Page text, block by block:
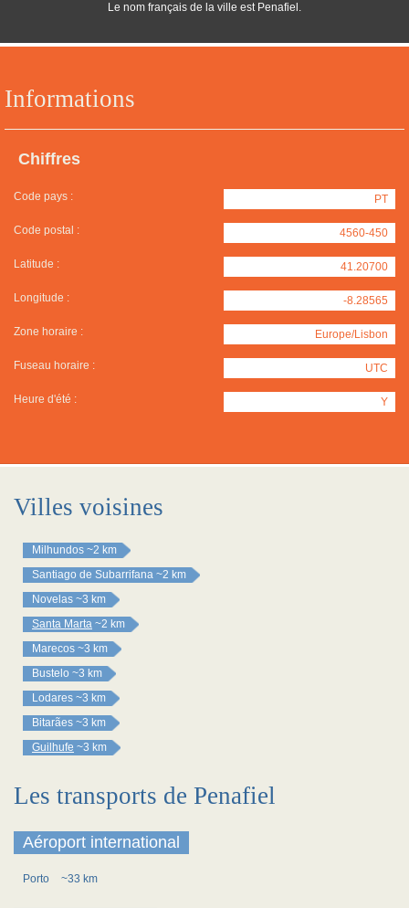
Informations
Chiffres
Code pays : PT
Code postal : 4560-450
Latitude : 41.20700
Longitude : -8.28565
Zone horaire : Europe/Lisbon
Fuseau horaire : UTC
Heure d'été : Y
Le nom français de la ville est Penafiel.
Villes voisines
Milhundos ~2 km
Santiago de Subarrifana ~2 km
Novelas ~3 km
Santa Marta ~2 km
Marecos ~3 km
Bustelo ~3 km
Lodares ~3 km
Bitarães ~3 km
Guilhufe ~3 km
Les transports de Penafiel
Aéroport international
Porto ~33 km